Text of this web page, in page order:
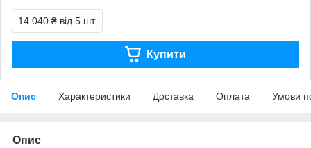
14 040 ₴ від 5 шт.
Купити
Опис Характеристики Доставка Оплата Умови
Опис